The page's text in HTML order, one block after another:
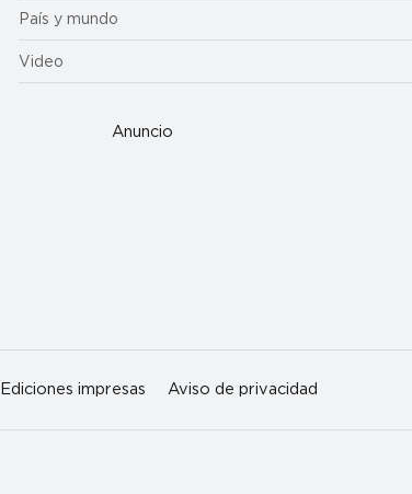
País y mundo
Video
Anuncio
Ediciones impresas Aviso de privacidad